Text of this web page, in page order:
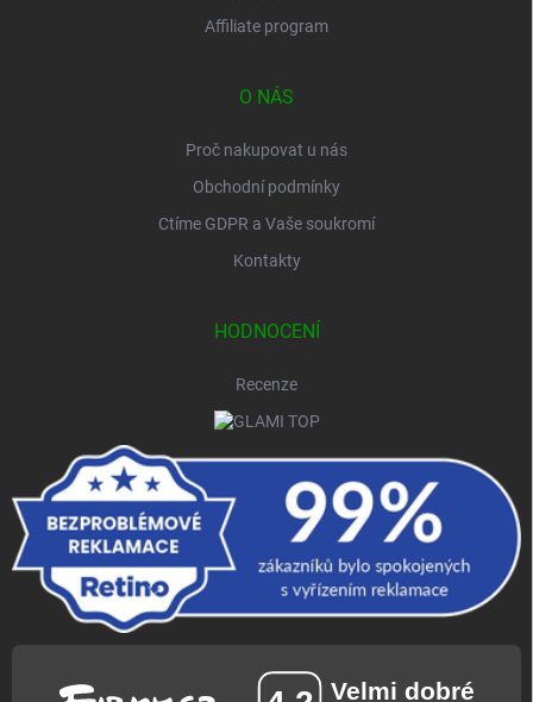
Affiliate program
O NÁS
Proč nakupovat u nás
Obchodní podmínky
Ctíme GDPR a Vaše soukromí
Kontakty
HODNOCENÍ
Recenze